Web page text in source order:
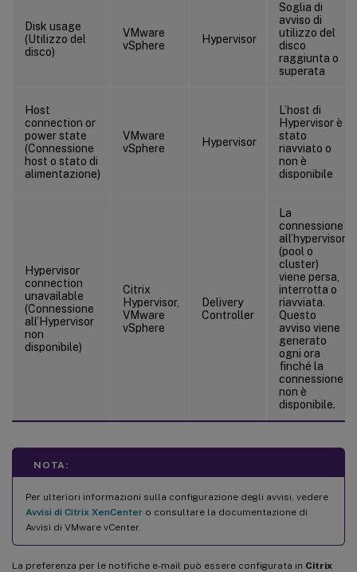
Disk usage
(Utilizzo del
disco)
VMware
vSphere
Hypervisor
Soglia di
avviso di
utilizzo del
disco
raggiunta o
superata
Host
connection or
power state
(Connessione
host o stato di
alimentazione)
VMware
vSphere
Hypervisor
L’host di
Hypervisor è
stato
riavviato o
non è
disponibile
Hypervisor
connection
unavailable
(Connessione
all’Hypervisor
non
disponibile)
Citrix
Hypervisor,
VMware
vSphere
Delivery
Controller
La
connessione
all’hypervisor
(pool o
cluster)
viene persa,
interrotta o
riavviata.
Questo
avviso viene
generato
ogni ora
finché la
connessione
non è
disponibile.
NOTA:
Per ulteriori informazioni sulla configurazione degli avvisi, vedere
Avvisi di Citrix XenCenter o consultare la documentazione di
Avvisi di VMware vCenter.
La preferenza per le notifiche e-mail può essere configurata in Citrix